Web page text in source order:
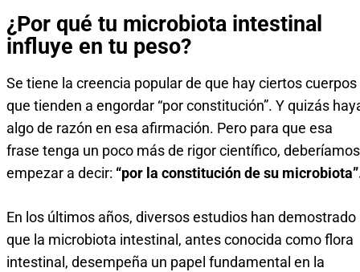
¿Por qué tu microbiota intestinal
influye en tu peso?
Se tiene la creencia popular de que hay ciertos cuerpos
que tienden a engordar “por constitución”. Y quizás
algo de razón en esa afirmación. Pero para que esa
frase tenga un poco más de rigor científico, deberíamos
empezar a decir: “por la constitución de su
En los últimos años, diversos estudios han demostrado
que la microbiota intestinal, antes conocida como flora
intestinal, desempeña un papel fundamental en la